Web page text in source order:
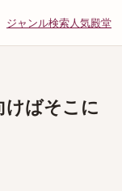
ジャンル検索人気殿堂
けばそこに